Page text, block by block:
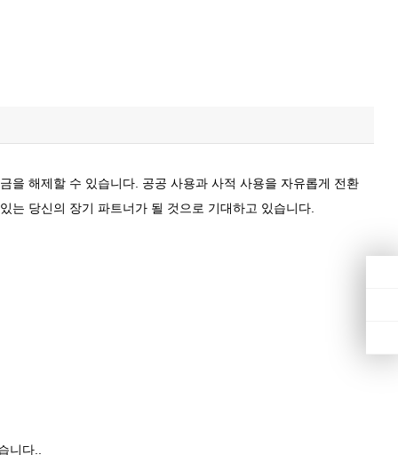
을 해제할 수 있습니다. 공공 사용과 사적 사용을 자유롭게 전환
는 당신의 장기 파트너가 될 것으로 기대하고 있습니다.
니다..